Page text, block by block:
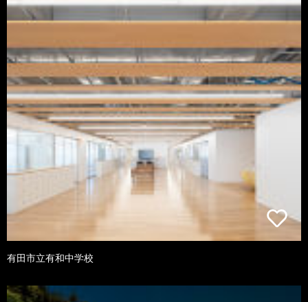
有田市立有和中学校